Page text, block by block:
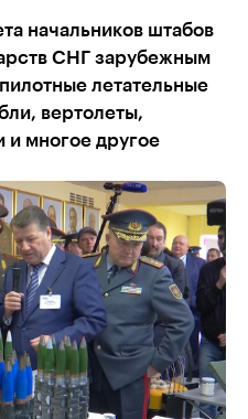
начальников штабов
СНГ зарубежным
летательные
вертолеты,
и многое другое